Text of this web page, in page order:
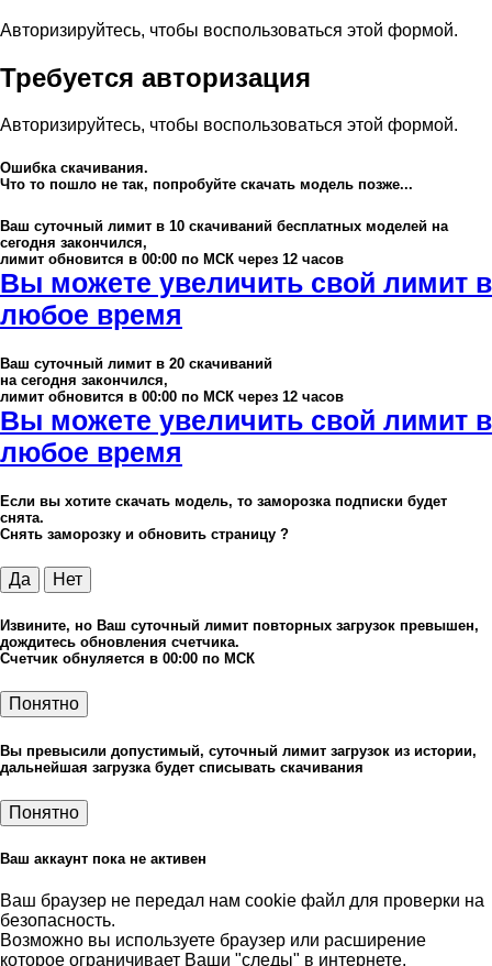
Авторизируйтесь, чтобы воспользоваться этой формой.
Требуется авторизация
Авторизируйтесь, чтобы воспользоваться этой формой.
Ошибка скачивания.
Что то пошло не так, попробуйте скачать модель позже...
Ваш суточный лимит в 10 скачиваний бесплатных моделей на
сегодня закончился,
лимит обновится в 00:00 по МСК через 12 часов
Вы можете увеличить свой лимит в
любое время
Ваш суточный лимит в 20 скачиваний
на сегодня закончился,
лимит обновится в 00:00 по МСК через 12 часов
Вы можете увеличить свой лимит в
любое время
Если вы хотите скачать модель, то заморозка подписки будет
снята.
Снять заморозку и обновить страницу ?
Да Нет
Извините, но Ваш суточный лимит повторных загрузок превышен,
дождитесь обновления счетчика.
Счетчик обнуляется в 00:00 по МСК
Понятно
Вы превысили допустимый, суточный лимит загрузок из истории,
дальнейшая загрузка будет списывать скачивания
Понятно
Ваш аккаунт пока не активен
Ваш браузер не передал нам cookie файл для проверки на
безопасность.
Возможно вы используете браузер или расширение
которое ограничивает Ваши "следы" в интернете.